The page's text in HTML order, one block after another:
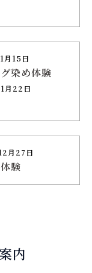
月15日
染め体験
月22日
月27日
験
内